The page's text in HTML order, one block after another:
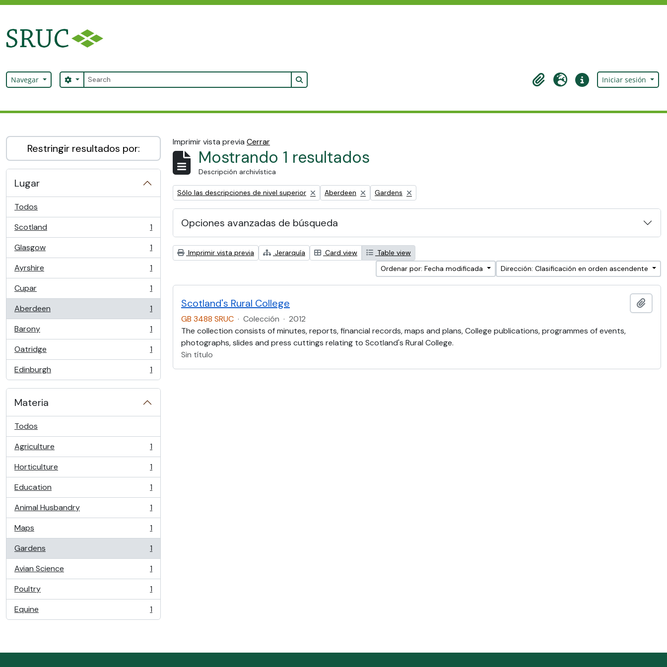
Navegar Búsqueda
Search options Search in browse page
Portapapeles
Idioma Enlaces rápidos
Iniciar sesión
Restringir resultados por:
Lugar
Todos
Scotland
, 1 resultados
1
Glasgow
, 1 resultados
1
Ayrshire
, 1 resultados
1
Cupar
, 1 resultados
1
Aberdeen
, 1 resultados
1
Barony
, 1 resultados
1
Oatridge
, 1 resultados
1
Edinburgh
, 1 resultados 1
Materia
Todos
Agriculture
, 1 resultados
1
Horticulture
, 1 resultados
1
Education
, 1 resultados
1
Animal Husbandry
, 1 resultados
1
Maps
, 1 resultados
1
Gardens
, 1 resultados
1
Avian Science
, 1 resultados
1
Poultry
, 1 resultados
1
Equine
, 1 resultados 1
Imprimir vista previa Cerrar
Mostrando 1 resultados
Descripción archivística
Remove filter:
Sólo las descripciones de nivel superior Remove filter:
Aberdeen Remove filter:
Gardens
Opciones avanzadas de búsqueda
Imprimir vista previa Jerarquía Card view
Table view
Ordenar por: Fecha modificada
Dirección: Clasificación en orden ascendente
Scotland's Rural College
GB 3488 SRUC · Colección · 2012
The collection consists of minutes, reports, financial records, maps and plans, College publications, programmes of events,
photographs, slides and press cuttings relating to Scotland's Rural College.
Sin título